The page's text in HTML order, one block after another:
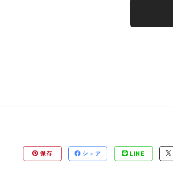
保存 シェア LINE